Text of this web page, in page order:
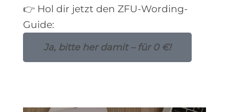
👉 Hol dir jetzt den ZFU-Wording-
Guide:
Ja, bitte her damit – für 0 €!